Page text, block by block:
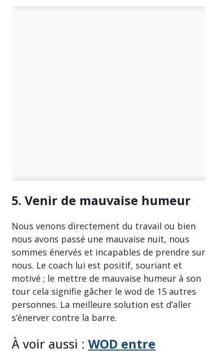
5. Venir de mauvaise humeur
Nous venons directement du travail ou bien
nous avons passé une mauvaise nuit, nous
sommes énervés et incapables de prendre sur
nous. Le coach lui est positif, souriant et
motivé ; le mettre de mauvaise humeur à son
tour cela signifie gâcher le wod de 15 autres
personnes. La meilleure solution est d’aller
s’énerver contre la barre.
À voir aussi : WOD entre